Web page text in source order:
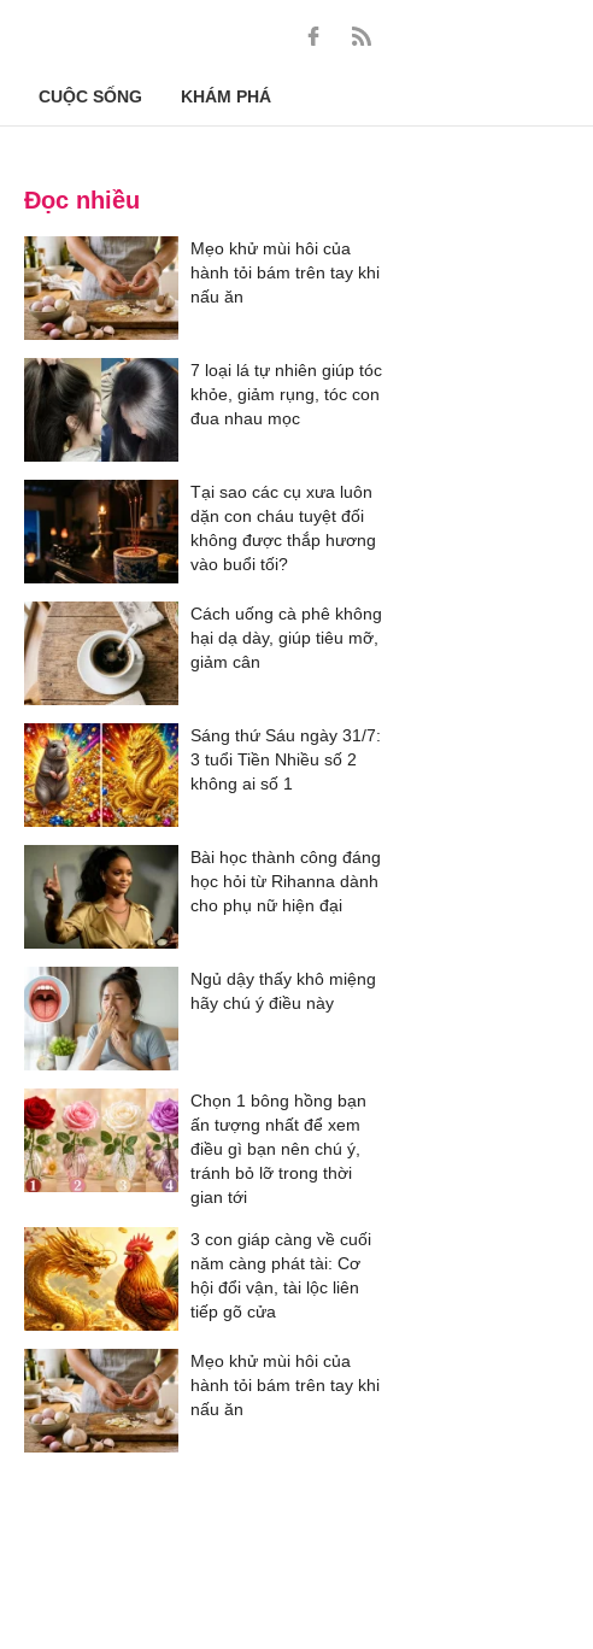
CUỘC SỐNG KHÁM PHÁ
Đọc nhiều
Mẹo khử mùi hôi của
hành tỏi bám trên tay khi
nấu ăn
7 loại lá tự nhiên giúp tóc
khỏe, giảm rụng, tóc con
đua nhau mọc
Tại sao các cụ xưa luôn
dặn con cháu tuyệt đối
không được thắp hương
vào buổi tối?
Cách uống cà phê không
hại dạ dày, giúp tiêu mỡ,
giảm cân
Sáng thứ Sáu ngày 31/7:
3 tuổi Tiền Nhiều số 2
không ai số 1
Bài học thành công đáng
học hỏi từ Rihanna dành
cho phụ nữ hiện đại
Ngủ dậy thấy khô miệng
hãy chú ý điều này
Chọn 1 bông hồng bạn
ấn tượng nhất để xem
điều gì bạn nên chú ý,
tránh bỏ lỡ trong thời
gian tới
3 con giáp càng về cuối
năm càng phát tài: Cơ
hội đổi vận, tài lộc liên
tiếp gõ cửa
Mẹo khử mùi hôi của
hành tỏi bám trên tay khi
nấu ăn